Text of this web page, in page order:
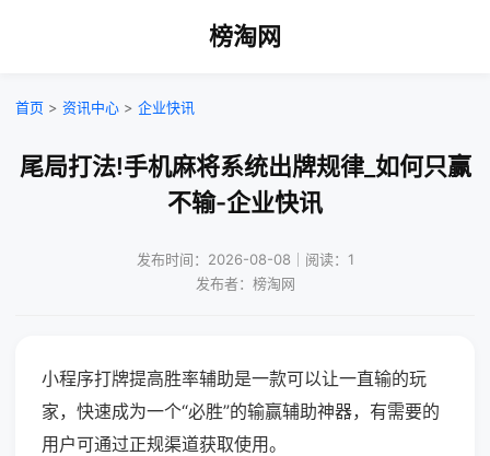
榜淘网
首页 > 资讯中心 > 企业快讯
尾局打法!手机麻将系统出牌规律_如何只赢
不输-企业快讯
发布时间：2026-08-08｜阅读：1
发布者：榜淘网
小程序打牌提高胜率辅助是一款可以让一直输的玩
家，快速成为一个“必胜”的输赢辅助神器，有需要的
用户可通过正规渠道获取使用。